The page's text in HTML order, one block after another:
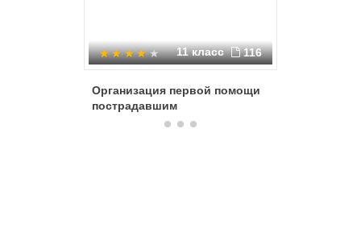
11 класс 116
Организация первой помощи
пострадавшим